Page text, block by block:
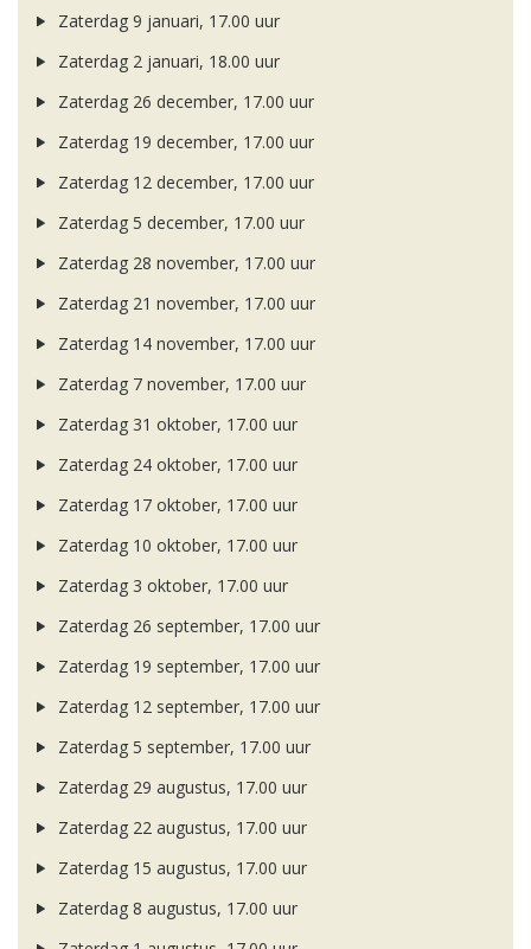
Zaterdag 9 januari, 17.00 uur
Zaterdag 2 januari, 18.00 uur
Zaterdag 26 december, 17.00 uur
Zaterdag 19 december, 17.00 uur
Zaterdag 12 december, 17.00 uur
Zaterdag 5 december, 17.00 uur
Zaterdag 28 november, 17.00 uur
Zaterdag 21 november, 17.00 uur
Zaterdag 14 november, 17.00 uur
Zaterdag 7 november, 17.00 uur
Zaterdag 31 oktober, 17.00 uur
Zaterdag 24 oktober, 17.00 uur
Zaterdag 17 oktober, 17.00 uur
Zaterdag 10 oktober, 17.00 uur
Zaterdag 3 oktober, 17.00 uur
Zaterdag 26 september, 17.00 uur
Zaterdag 19 september, 17.00 uur
Zaterdag 12 september, 17.00 uur
Zaterdag 5 september, 17.00 uur
Zaterdag 29 augustus, 17.00 uur
Zaterdag 22 augustus, 17.00 uur
Zaterdag 15 augustus, 17.00 uur
Zaterdag 8 augustus, 17.00 uur